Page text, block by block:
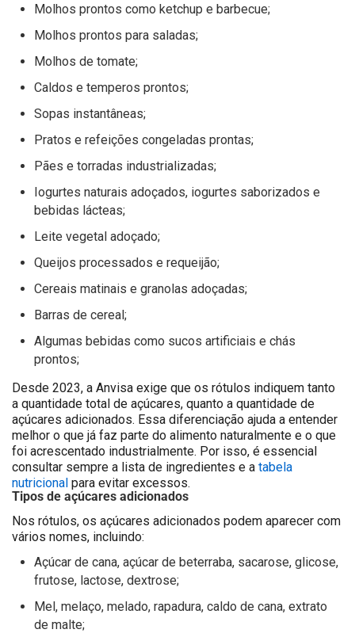
Molhos prontos como ketchup e barbecue;
Molhos prontos para saladas;
Molhos de tomate;
Caldos e temperos prontos;
Sopas instantâneas;
Pratos e refeições congeladas prontas;
Pães e torradas industrializadas;
Iogurtes naturais adoçados, iogurtes saborizados e
bebidas lácteas;
Leite vegetal adoçado;
Queijos processados e requeijão;
Cereais matinais e granolas adoçadas;
Barras de cereal;
Algumas bebidas como sucos artificiais e chás
prontos;
Desde 2023, a Anvisa exige que os rótulos indiquem tanto
a quantidade total de açúcares, quanto a quantidade de
açúcares adicionados. Essa diferenciação ajuda a entender
melhor o que já faz parte do alimento naturalmente e o que
foi acrescentado industrialmente. Por isso, é essencial
consultar sempre a lista de ingredientes e a tabela
nutricional para evitar excessos.
Tipos de açúcares adicionados
Nos rótulos, os açúcares adicionados podem aparecer com
vários nomes, incluindo:
Açúcar de cana, açúcar de beterraba, sacarose, glicose,
frutose, lactose, dextrose;
Mel, melaço, melado, rapadura, caldo de cana, extrato
de malte;